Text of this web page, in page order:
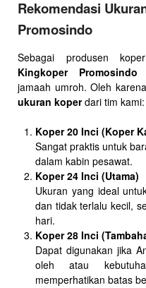
Rekomendasi
Promosindo
Sebagai produsen
Kingkoper Promosindo
jamaah umroh. Oleh
ukuran koperdari tim kami:
Koper 20 Inci (Koper
Sangat praktis untuk
dalam kabin pesawat.
Koper 24 Inci (Utama)
Ukuran yang ideal
dan tidak terlalu kecil,
hari.
Koper 28 Inci
Dapat digunakan jika
oleh atau
memperhatikan batas